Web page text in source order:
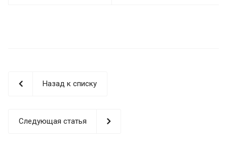
Назад к списку
Следующая статья